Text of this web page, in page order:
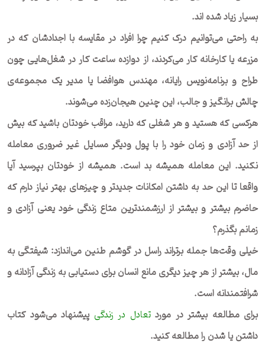
بسیار زیاد شده اند.
به راحتی می‌توانیم درک کنیم چرا افراد در مقایسه با اجدادشان که در
مزرعه یا کارخانه کار می‌کردند، از دوازده ساعت کار در شغل‌هایی چون
طراح و برنامه‌نویس رایانه، مهندس هوافضا یا مدیر یک مجموعه‌ی
چالش برانگیز و جالب، این چنین هیجان‌زده می‌شوند.
هرکسی که هستید و هر شغلی که دارید، مراقب خودتان باشید که بیش
از حد آزادی و زمان خود را با پول ودیگر مسایل غیر ضروری معامله
نکنید. این معامله همیشه بد است. همیشه از خودتان بپرسید آیا
واقعا تا این حد به داشتن امکانات جدیدتر و چیزهای بهتر نیاز دارم که
حاضرم بیشتر و بیشتر از ارزشمندترین متاع زندگی خود یعنی آزادی و
زمانم بگذرم؟
خیلی وقت‌ها جمله برتراند راسل در گوشم طنین می‌اندازد: شیفتگی به
مال، بیشتر از هر چیز دیگری مانع انسان برای دستیابی به زندگی آزادانه و
شرافتمندانه است.
برای مطالعه بیشتر در موردتعادل در زندگی پیشنهاد می‌شود کتاب
داشتن یا شدن را مطالعه کنید.